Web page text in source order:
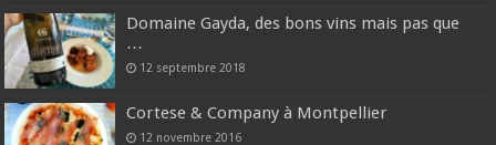
Domaine Gayda, des bons vins mais pas que
…
12 septembre 2018
Cortese & Company à Montpellier
12 novembre 2016